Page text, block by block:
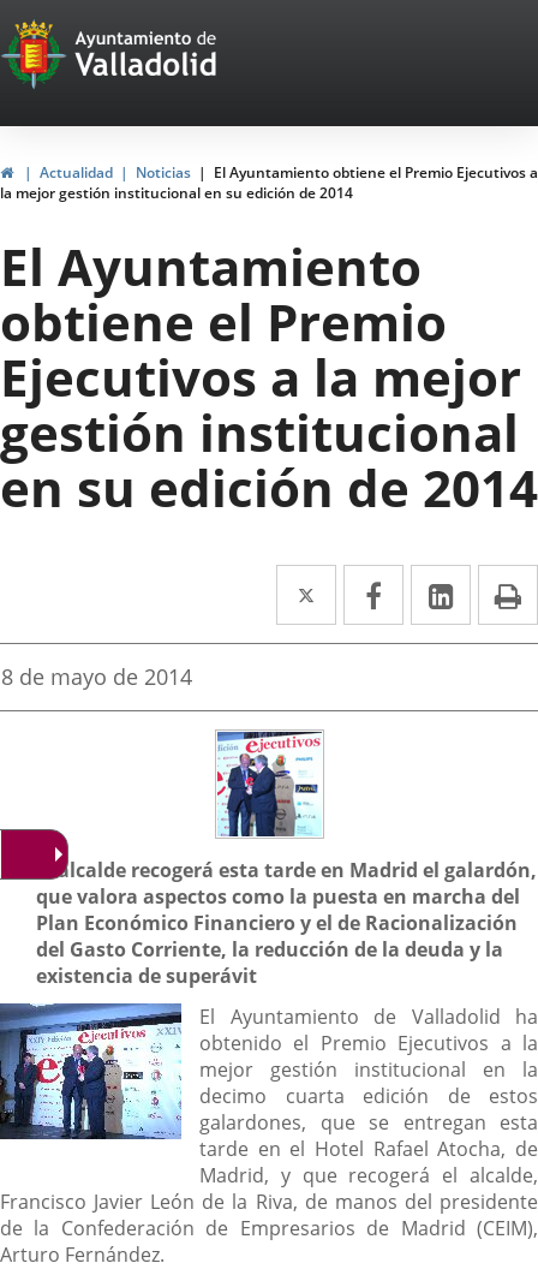
Portal
Web
del
Ayuntamiento
de
Valladolid
HomeActualidad Noticias
El Ayuntamiento obtiene el Premio Ejecutivos a
la mejor gestión institucional en su edición de 2014
El Ayuntamiento
obtiene el Premio
Ejecutivos a la mejor
gestión institucional
en su edición de 2014
Twitter
Enlace
a
aplicación
externa.
Facebook
Enlace
a
aplicación
Enlace
a
Fecha
la
8 de mayo de 2014
Descripción
El alcalde recogerá esta tarde en Madrid el galardón,
que valora aspectos como la puesta en marcha del
Plan Económico Financiero y el de Racionalización
del Gasto Corriente, la reducción de la deuda y la
existencia de superávit
El Ayuntamiento de Valladolid ha
obtenido el Premio Ejecutivos a la
mejor gestión institucional en la
decimo cuarta edición de estos
galardones, que se entregan esta
tarde en el Hotel Rafael Atocha, de
Madrid, y que recogerá el alcalde,
Francisco Javier León de la Riva, de manos del presidente
de la Confederación de Empresarios de Madrid (CEIM),
Arturo Fernández.